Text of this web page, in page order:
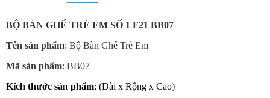
BỘ BÀN GHẾ TRẺ EM SỐ 1 F21 BB07
Tên sản phẩm: Bộ Bàn Ghế Trẻ Em
Mã sản phẩm: BB07
Kích thước sản phẩm: (Dài x Rộng x Cao)